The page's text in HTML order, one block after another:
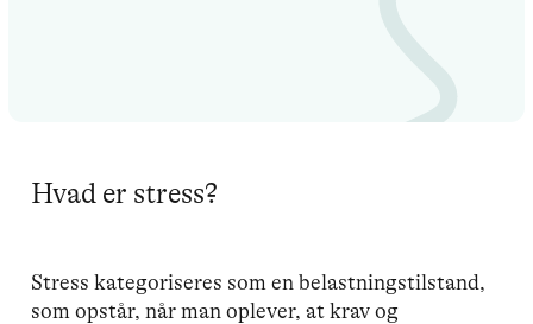
Hvad er stress?
Stress kategoriseres som en belastningstilstand,
som opstår, når man oplever, at krav og